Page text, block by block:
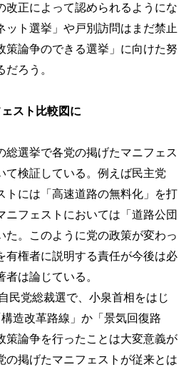
改正によって認められるようにな
ット選挙」や戸別訪問はまだ禁止
策論争のできる選挙」に向けた努
ろう。
スト比較図に
選挙で各党の掲げたマニフェス
て検証している。例えば民主党
トには「高速道路の無料化」を打
ニフェストにおいては「道路公団
た。このように党の政策が変わっ
有権者に説明する責任が今後は必
は論じている。
民党総裁選で、小泉首相をはじ
造改革路線」か「景気回復路
策論争を行ったことは大変意義が
の掲げたマニフェストが従来とは